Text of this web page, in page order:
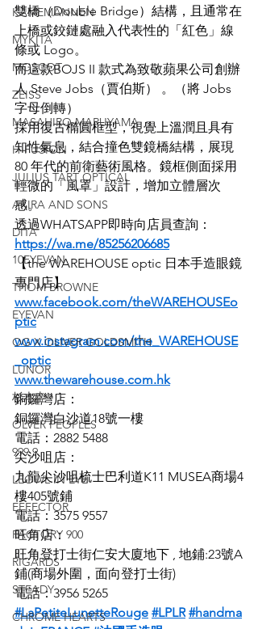
KAMEMANNEN
MYKITA
MOSCOT
ZEISS
MASAHIRO MARUYAMA
H-FUSION
JULIUS TART OPTICAL
AKIRA AND SONS
DITA
10EYEVAN
THOM BROWNE
EYEVAN
OG X OLIVER GOLDSMITH
LUNOR
杉本圭
OLVER PEOPLES
999.9
LEOWL IN EYE
EFFECTOR
FACTORY 900
RIGARDS
STEADY
CHROME HEARTS
雙橋（Double Bridge）結構，且通常在
上橋或鉸鏈處融入代表性的「紅色」線
條或 Logo。
而這款BOJS II 款式為致敬蘋果公司創辦
人 Steve Jobs（賈伯斯） 。（將 Jobs
字母倒轉）
採用復古橢圓框型，視覺上溫潤且具有
知性氣息，結合撞色雙鏡橋結構，展現
80 年代的前衛藝術風格。鏡框側面採用
輕微的「風罩」設計，增加立體層次
感。
透過WHATSAPP即時向店員查詢：
https://wa.me/85256206685
【the WAREHOUSE optic 日本手造眼鏡
專門店】
www.facebook.com/theWAREHOUSEo
ptic
www.instagram.com/the_WAREHOUSE
_optic
www.thewarehouse.com.hk
銅鑼灣店：
銅鑼灣白沙道18號一樓
電話：2882 5488
尖沙咀店：
九龍尖沙咀梳士巴利道K11 MUSEA商場4
樓405號鋪
電話：3575 9557
旺角店：
旺角登打士街仁安大廈地下 , 地鋪:23號A
鋪(商場外圍，面向登打士街)
電話：3956 5265
#LaPetiteLunetteRouge #LPLR #handma